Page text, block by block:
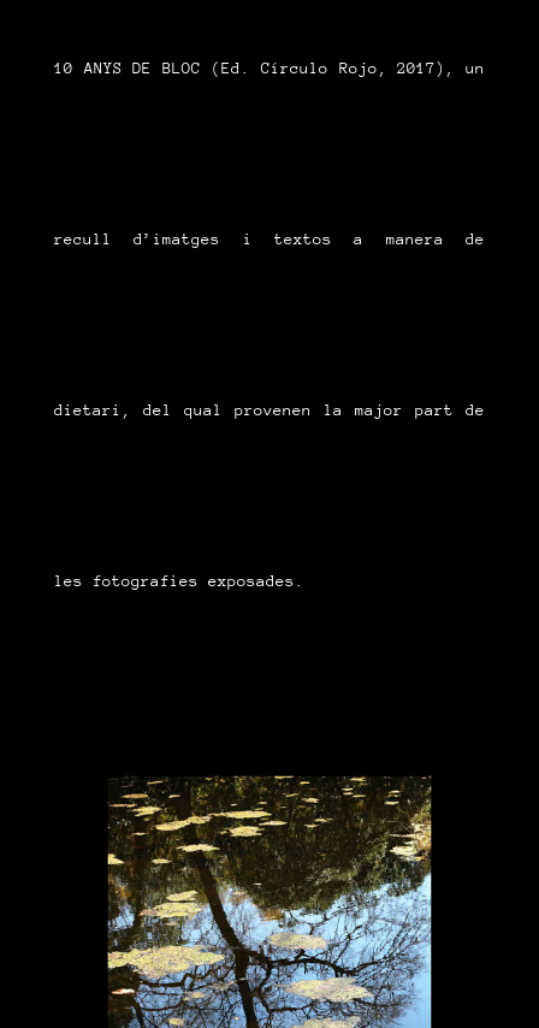
10 ANYS DE BLOC (Ed. Círculo Rojo, 2017), un
recull d’imatges i textos a manera de
dietari, del qual provenen la major part de
les fotografies exposades.